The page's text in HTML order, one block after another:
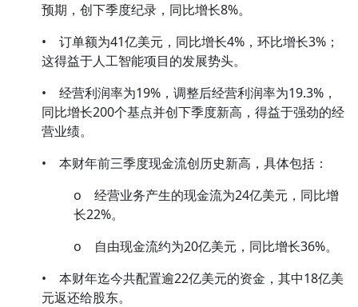
预期，创下季度纪录，同比增长8%。
• 订单额为41亿美元，同比增长4%，环比增长3%；
这得益于人工智能项目的发展势头。
• 经营利润率为19%，调整后经营利润率为19.3%，
同比增长200个基点并创下季度新高，得益于强劲的经
营业绩。
• 本财年前三季度现金流创历史新高，具体包括：
o 经营业务产生的现金流为24亿美元，同比增
长22%。
o 自由现金流约为20亿美元，同比增长36%。
• 本财年迄今共配置逾22亿美元的资金，其中18亿美
元返还给股东。